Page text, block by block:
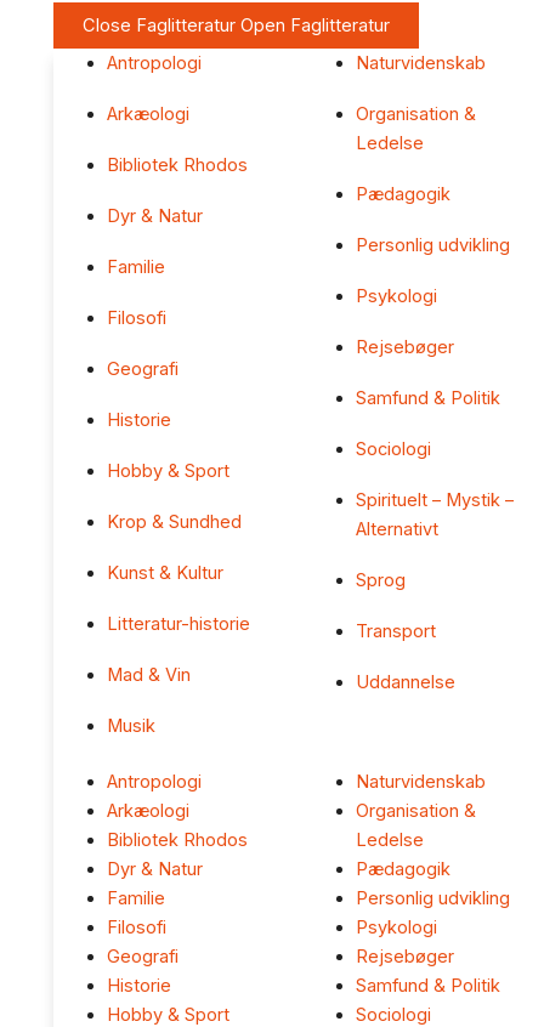
Close Faglitteratur Open Faglitteratur
Antropologi
Arkæologi
Bibliotek Rhodos
Dyr & Natur
Familie
Filosofi
Geografi
Historie
Hobby & Sport
Krop & Sundhed
Kunst & Kultur
Litteratur-historie
Mad & Vin
Musik
Naturvidenskab
Organisation &
Ledelse
Pædagogik
Personlig udvikling
Psykologi
Rejsebøger
Samfund & Politik
Sociologi
Spirituelt – Mystik –
Alternativt
Sprog
Transport
Uddannelse
Antropologi
Arkæologi
Bibliotek Rhodos
Dyr & Natur
Familie
Filosofi
Geografi
Historie
Hobby & Sport
Naturvidenskab
Organisation &
Ledelse
Pædagogik
Personlig udvikling
Psykologi
Rejsebøger
Samfund & Politik
Sociologi